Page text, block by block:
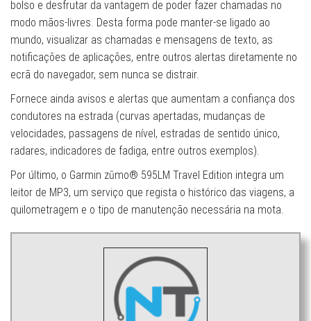
bolso e desfrutar da vantagem de poder fazer chamadas no
modo mãos-livres. Desta forma pode manter-se ligado ao
mundo, visualizar as chamadas e mensagens de texto, as
notificações de aplicações, entre outros alertas diretamente no
ecrã do navegador, sem nunca se distrair.
Fornece ainda avisos e alertas que aumentam a confiança dos
condutores na estrada (curvas apertadas, mudanças de
velocidades, passagens de nível, estradas de sentido único,
radares, indicadores de fadiga, entre outros exemplos).
Por último, o Garmin zūmo® 595LM Travel Edition integra um
leitor de MP3, um serviço que regista o histórico das viagens, a
quilometragem e o tipo de manutenção necessária na mota.